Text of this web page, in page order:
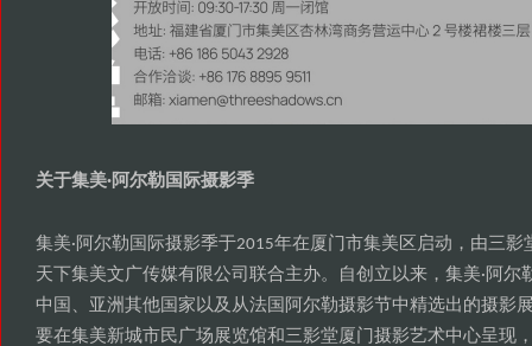
关于集美·阿尔勒国际摄影季
集美· 阿尔勒国际摄影季于2015年在厦门市集美区启动 ， 由三影
天下集美文广传媒有限公司联合主办。 自创立以来， 集美· 阿尔
中国 、 亚洲其他国家以及从法国阿尔勒摄影节中精选出的摄影
要在集美新城市民广场展览馆和三影堂厦门摄影艺术中心呈现